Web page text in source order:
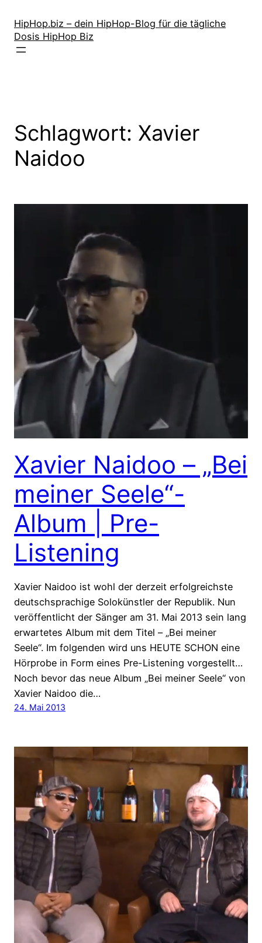
Inhalt
springen
HipHop.biz – dein HipHop-Blog für die tägliche
Dosis HipHop Biz
Schlagwort: Xavier
Naidoo
Xavier Naidoo – „Bei
meiner Seele“-
Album | Pre-
Listening
Xavier Naidoo ist wohl der derzeit erfolgreichste
deutschsprachige Solokünstler der Republik. Nun
veröffentlicht der Sänger am 31. Mai 2013 sein lang
erwartetes Album mit dem Titel – „Bei meiner
Seele“. Im folgenden wird uns HEUTE SCHON eine
Hörprobe in Form eines Pre-Listening vorgestellt…
Noch bevor das neue Album „Bei meiner Seele“ von
Xavier Naidoo die…
24. Mai 2013